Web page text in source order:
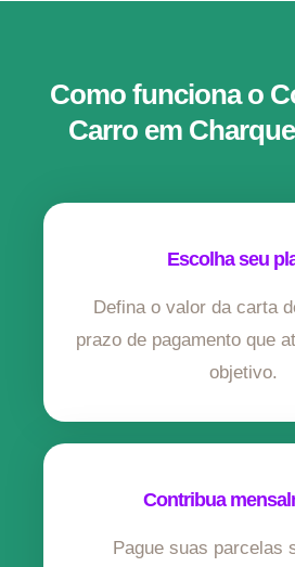
Como funciona o
Carro em
Escolha seu
Defina o valor da carta
prazo de pagamento que
objetivo.
Contribua
Pague suas parcelas